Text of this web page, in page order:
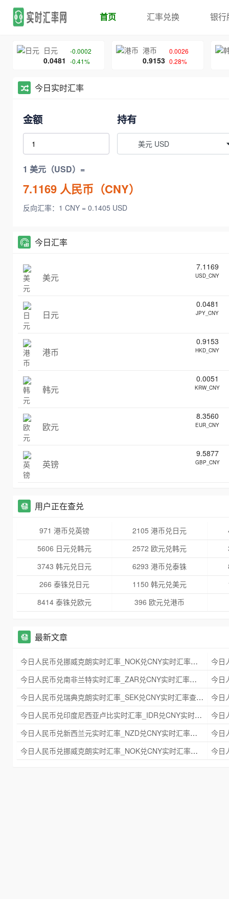
首页 汇率兑换 银行
日元
0.0481
-0.0002
-0.41%
港币
0.9153
0.0026
0.28%
今日实时汇率
金额 持有
美元 USD
1 美元（USD）=
7.1169 人民币（CNY）
反向汇率：1 CNY = 0.1405 USD
今日汇率
美元
7.1169
USD_CNY
日元
0.0481
JPY_CNY
港币
0.9153
HKD_CNY
韩元
0.0051
KRW_CNY
欧元
8.3560
EUR_CNY
英镑
9.5877
GBP_CNY
用户正在查兑
971 港币兑英镑 2105 港币兑日元
5606 日元兑韩元
2572 欧元兑韩元
3743 韩元兑日元
6293 港币兑泰铢
266 泰铢兑日元
1150 韩元兑美元
8414 泰铢兑欧元
396 欧元兑港币
最新文章
今日人民币兑挪威克朗实时汇率_NOK兑CNY实时汇率查询 2025年09月21日
今日人民币兑南非兰特实时汇率_ZAR兑CNY实时汇率查询 2025年09月21日
今日人民币兑瑞典克朗实时汇率_SEK兑CNY实时汇率查询 2025年09月21日
今日人民币兑印度尼西亚卢比实时汇率_IDR兑CNY实时汇率查询 2025年09月21日
今日人民币兑新西兰元实时汇率_NZD兑CNY实时汇率查询 2025年09月21日
今日人民币兑挪威克朗实时汇率_NOK兑CNY实时汇率查询 2025年09月21日